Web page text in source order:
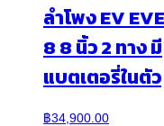
ลำโพง EV
8 8 นิ้ว 2 ทาง มี
แบตเตอรี่ในตัว
฿34,900.00